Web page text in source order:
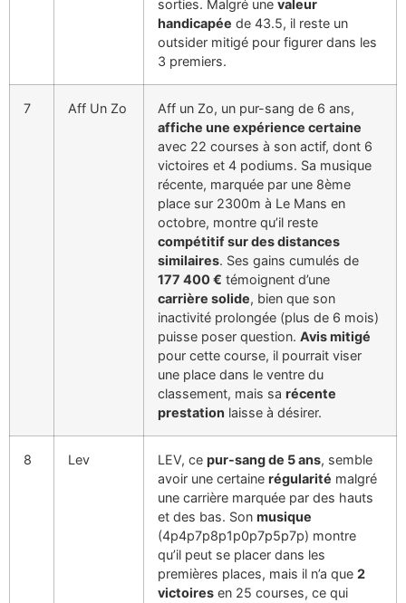
sorties. Malgré une valeur
handicapée de 43.5, il reste un
outsider mitigé pour figurer dans les
3 premiers.
7 Aff Un Zo
Aff un Zo, un pur-sang de 6 ans,
affiche une expérience certaine
avec 22 courses à son actif, dont 6
victoires et 4 podiums. Sa musique
récente, marquée par une 8ème
place sur 2300m à Le Mans en
octobre, montre qu’il reste
compétitif sur des distances
similaires. Ses gains cumulés de
177 400 € témoignent d’une
carrière solide, bien que son
inactivité prolongée (plus de 6 mois)
puisse poser question. Avis mitigé
pour cette course, il pourrait viser
une place dans le ventre du
classement, mais sa récente
prestation laisse à désirer.
8 Lev LEV, ce pur-sang de 5 ans, semble
avoir une certaine régularité malgré
une carrière marquée par des hauts
et des bas. Son musique
(4p4p7p8p1p0p7p5p7p) montre
qu’il peut se placer dans les
premières places, mais il n’a que 2
victoires en 25 courses, ce qui